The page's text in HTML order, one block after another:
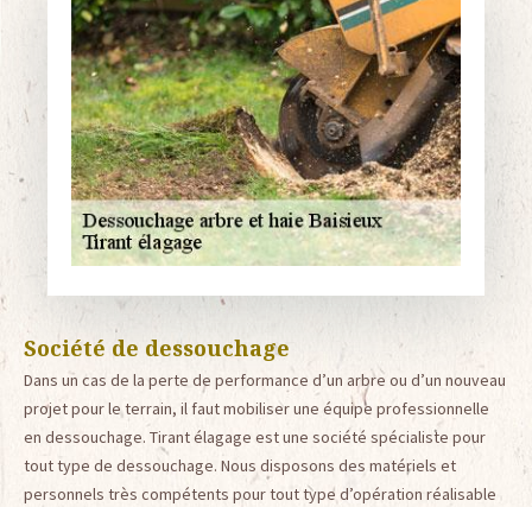
Société de dessouchage
Dans un cas de la perte de performance d’un arbre ou d’un nouveau
projet pour le terrain, il faut mobiliser une équipe professionnelle
en dessouchage. Tirant élagage est une société spécialiste pour
tout type de dessouchage. Nous disposons des matériels et
personnels très compétents pour tout type d’opération réalisable